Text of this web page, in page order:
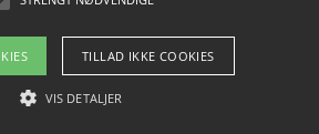
Blog Betingelser
TILLAD IKKE COOKIES
VIS DETALJER